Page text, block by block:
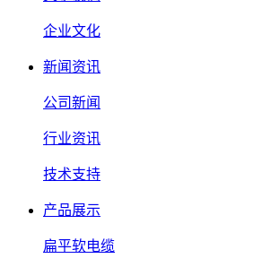
企业文化
新闻资讯
公司新闻
行业资讯
技术支持
产品展示
扁平软电缆